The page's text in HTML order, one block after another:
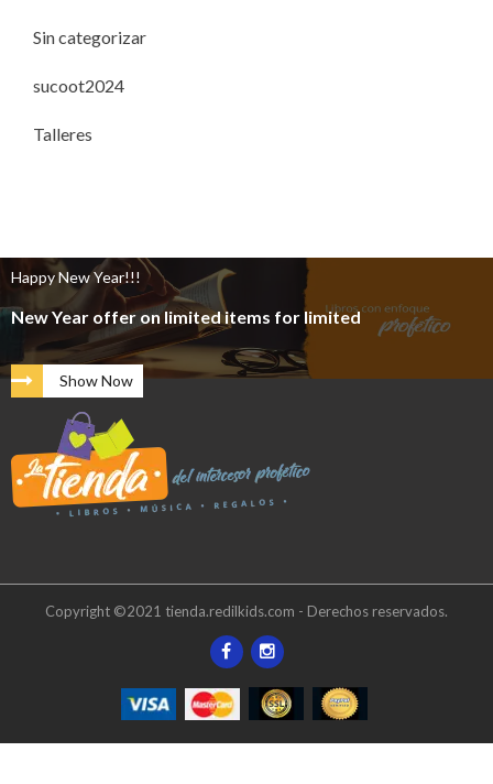
Sin categorizar
sucoot2024
Talleres
Happy New Year!!!
New Year offer on limited items for limited
Show Now
Copyright ©2021 tienda.redilkids.com - Derechos reservados.